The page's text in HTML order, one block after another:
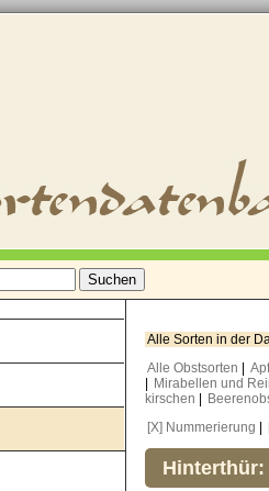
Alle Sorten in der
Alle Obstsorten
Mirabellen und
kirschen
[X] Nummerierung